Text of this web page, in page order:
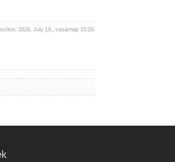
2026. July 19., vasárnap 15:26